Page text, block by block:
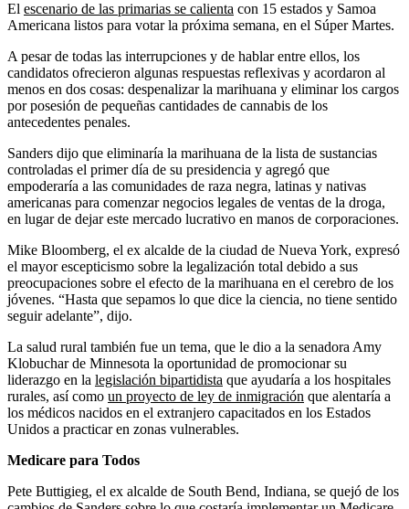
El escenario de las primarias se calienta con 15 estados y Samoa
Americana listos para votar la próxima semana, en el Súper Martes.
A pesar de todas las interrupciones y de hablar entre ellos, los
candidatos ofrecieron algunas respuestas reflexivas y acordaron al
menos en dos cosas: despenalizar la marihuana y eliminar los cargos
por posesión de pequeñas cantidades de cannabis de los
antecedentes penales.
Sanders dijo que eliminaría la marihuana de la lista de sustancias
controladas el primer día de su presidencia y agregó que
empoderaría a las comunidades de raza negra, latinas y nativas
americanas para comenzar negocios legales de ventas de la droga,
en lugar de dejar este mercado lucrativo en manos de corporaciones.
Mike Bloomberg, el ex alcalde de la ciudad de Nueva York, expresó
el mayor escepticismo sobre la legalización total debido a sus
preocupaciones sobre el efecto de la marihuana en el cerebro de los
jóvenes. “Hasta que sepamos lo que dice la ciencia, no tiene sentido
seguir adelante”, dijo.
La salud rural también fue un tema, que le dio a la senadora Amy
Klobuchar de Minnesota la oportunidad de promocionar su
liderazgo en la legislación bipartidista que ayudaría a los hospitales
rurales, así como un proyecto de ley de inmigración que alentaría a
los médicos nacidos en el extranjero capacitados en los Estados
Unidos a practicar en zonas vulnerables.
Medicare para Todos
Pete Buttigieg, el ex alcalde de South Bend, Indiana, se quejó de los